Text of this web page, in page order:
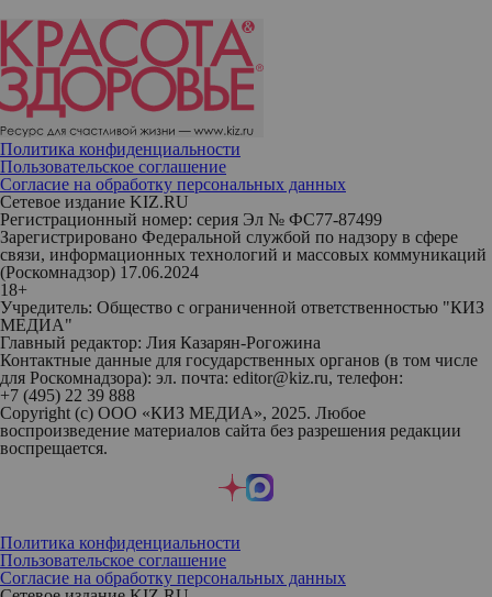
Политика конфиденциальности
Пользовательское соглашение
Согласие на обработку персональных данных
Сетевое издание KIZ.RU
Регистрационный номер: серия Эл № ФС77-87499
Зарегистрировано Федеральной службой по надзору в сфере
связи, информационных технологий и массовых коммуникаций
(Роскомнадзор) 17.06.2024
18+
Учредитель: Общество с ограниченной ответственностью "КИЗ
МЕДИА"
Главный редактор: Лия Казарян-Рогожина
Контактные данные для государственных органов (в том числе
для Роскомнадзора): эл. почта: editor@kiz.ru, телефон:
+7 (495) 22 39 888
Copyright (с) ООО «КИЗ МЕДИА», 2025. Любое
воспроизведение материалов сайта без разрешения редакции
воспрещается.
Политика конфиденциальности
Пользовательское соглашение
Согласие на обработку персональных данных